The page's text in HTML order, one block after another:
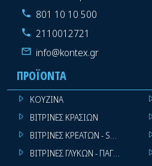
801 10 10 500
2110012721
info@kontex.gr
ΠΡΟΪΌΝΤΑ
ΚΟΥΖΙΝΑ
ΒΙΤΡΙΝΕΣ ΚΡΑΣΙΩΝ
ΒΙΤΡΙΝΕΣ ΚΡΕΑΤΩΝ - SUPER
ΒΙΤΡΙΝΕΣ ΓΛΥΚΩΝ - ΠΑΓΩΤΩΝ